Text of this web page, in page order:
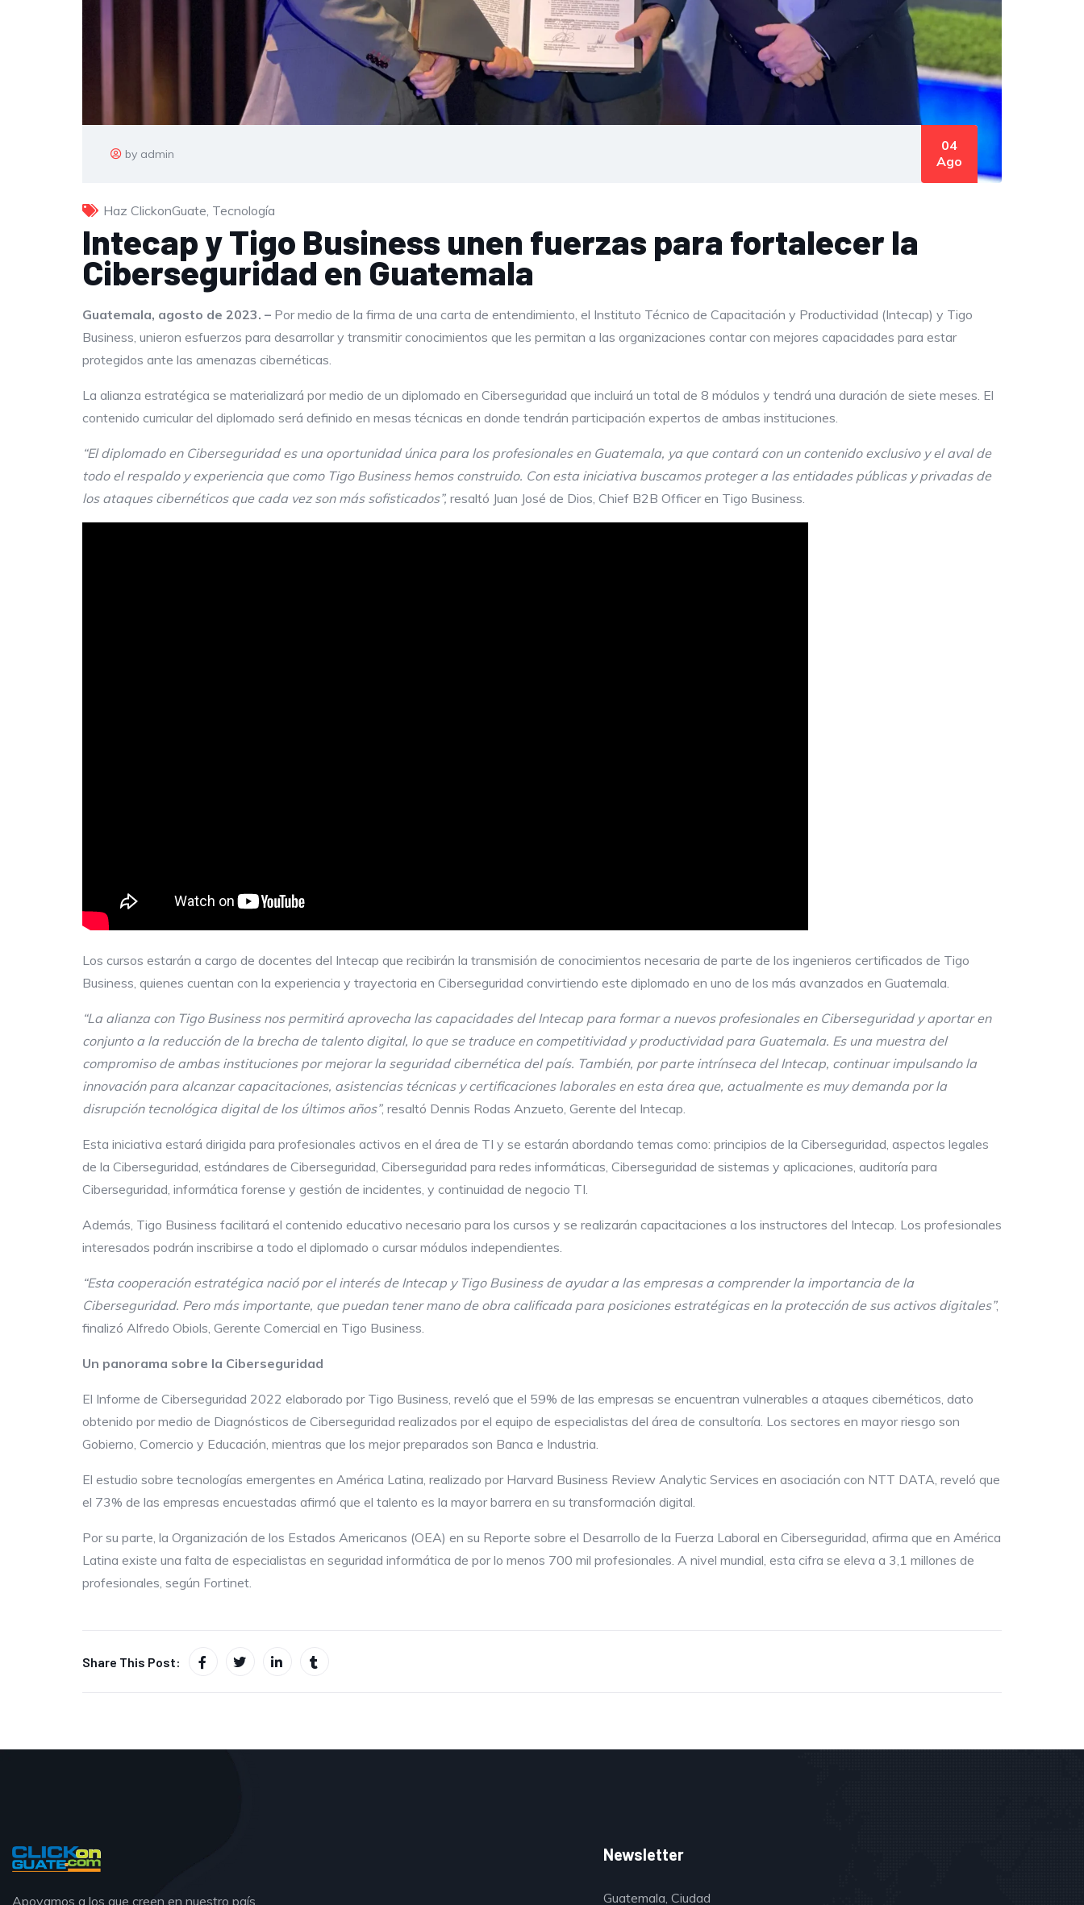
by admin
04
Ago
Haz ClickonGuate, Tecnología
Intecap y Tigo Business unen fuerzas para fortalecer la
Ciberseguridad en Guatemala
Guatemala, agosto de 2023. – Por medio de la firma de una carta de entendimiento, el Instituto Técnico de Capacitación y Productividad (Intecap) y Tigo
Business, unieron esfuerzos para desarrollar y transmitir conocimientos que les permitan a las organizaciones contar con mejores capacidades para estar
protegidos ante las amenazas cibernéticas.
La alianza estratégica se materializará por medio de un diplomado en Ciberseguridad que incluirá un total de 8 módulos y tendrá una duración de siete meses. El
contenido curricular del diplomado será definido en mesas técnicas en donde tendrán participación expertos de ambas instituciones.
“El diplomado en Ciberseguridad es una oportunidad única para los profesionales en Guatemala, ya que contará con un contenido exclusivo y el aval de
todo el respaldo y experiencia que como Tigo Business hemos construido. Con esta iniciativa buscamos proteger a las entidades públicas y privadas de
los ataques cibernéticos que cada vez son más sofisticados”, resaltó Juan José de Dios, Chief B2B Officer en Tigo Business.
Los cursos estarán a cargo de docentes del Intecap que recibirán la transmisión de conocimientos necesaria de parte de los ingenieros certificados de Tigo
Business, quienes cuentan con la experiencia y trayectoria en Ciberseguridad convirtiendo este diplomado en uno de los más avanzados en Guatemala.
“La alianza con Tigo Business nos permitirá aprovecha las capacidades delIntecap para formar a nuevos profesionales en Ciberseguridad y aportar en
conjunto a la reducción de la brecha de talento digital, lo que se traduce en competitividad y productividad para Guatemala. Es una muestra del
compromiso de ambas instituciones por mejorar la seguridad cibernética del país. También, por parte intrínseca delIntecap, continuar impulsando la
innovación para alcanzar capacitaciones, asistencias técnicas y certificaciones laborales en esta área que, actualmente es muy demanda por la
disrupción tecnológica digital de los últimos años”, resaltó Dennis Rodas Anzueto, Gerente del Intecap.
Esta iniciativa estará dirigida para profesionales activos en el área de TI y se estarán abordando temas como: principios de la Ciberseguridad, aspectos legales
de la Ciberseguridad, estándares de Ciberseguridad, Ciberseguridad para redes informáticas, Ciberseguridad de sistemas y aplicaciones, auditoría para
Ciberseguridad, informática forense y gestión de incidentes, y continuidad de negocio TI.
Además, Tigo Business facilitará el contenido educativo necesario para los cursos y se realizarán capacitaciones a los instructores del Intecap. Los profesionales
interesados podrán inscribirse a todo el diplomado o cursar módulos independientes.
“Esta cooperación estratégica nació por el interés de Intecap y Tigo Business de ayudar a las empresas a comprender la importancia de la
Ciberseguridad. Pero más importante, que puedan tener mano de obra calificada para posiciones estratégicas en la protección de sus activos digitales”,
finalizó Alfredo Obiols, Gerente Comercial en Tigo Business.
Un panorama sobre la Ciberseguridad
El Informe de Ciberseguridad 2022 elaborado por Tigo Business, reveló que el 59% de las empresas se encuentran vulnerables a ataques cibernéticos, dato
obtenido por medio de Diagnósticos de Ciberseguridad realizados por el equipo de especialistas del área de consultoría. Los sectores en mayor riesgo son
Gobierno, Comercio y Educación, mientras que los mejor preparados son Banca e Industria.
El estudio sobre tecnologías emergentes en América Latina, realizado por Harvard Business Review Analytic Services en asociación con NTT DATA, reveló que
el 73% de las empresas encuestadas afirmó que el talento es la mayor barrera en su transformación digital.
Por su parte, la Organización de los Estados Americanos (OEA) en su Reporte sobre el Desarrollo de la Fuerza Laboral en Ciberseguridad, afirma que en América
Latina existe una falta de especialistas en seguridad informática de por lo menos 700 mil profesionales. A nivel mundial, esta cifra se eleva a 3,1 millones de
profesionales, según Fortinet.
Share This Post:
Apoyamos a los que creen en nuestro país.
Newsletter
Guatemala, Ciudad